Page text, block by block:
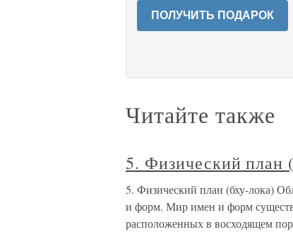
ПОЛУЧИТЬ ПОДАРОК
Читайте также
5. Физический план
5. Физический план (бху-лока)
и форм. Мир имен и форм
расположенных в восходящем